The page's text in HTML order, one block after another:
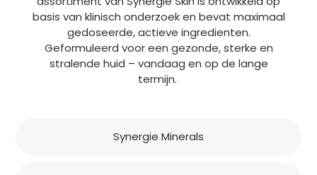
Synergie Minerals
basis van klinisch onderzoek en bevat maximaal
gedoseerde, actieve ingredienten.
Geformuleerd voor een gezonde, sterke en
stralende huid – vandaag en op de lange
termijn.